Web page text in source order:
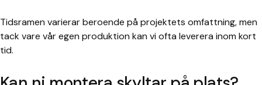
Tidsramen varierar beroende på projektets omfattning, men
tack vare vår egen produktion kan vi ofta leverera inom kort
tid.